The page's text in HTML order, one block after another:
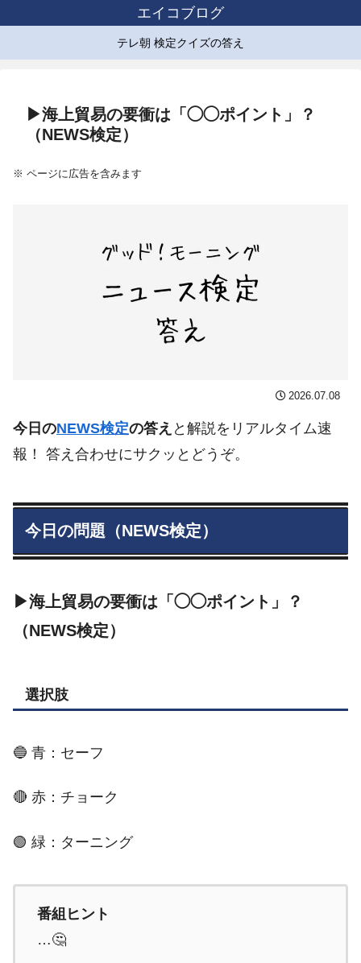
エイコブログ
テレ朝 検定クイズの答え
▶海上貿易の要衝は「◯◯ポイント」？
（NEWS検定）
※ ページに広告を含みます
2026.07.08
今日のNEWS検定の答え と解説をリアルタイム速
報！ 答え合わせにサクッとどうぞ。
今日の問題（NEWS検定）
▶海上貿易の要衝は「◯◯ポイント」？
（NEWS検定）
選択肢
🔵 青：セーフ
🔴 赤：チョーク
🟢 緑：ターニング
番組ヒント
…🤔